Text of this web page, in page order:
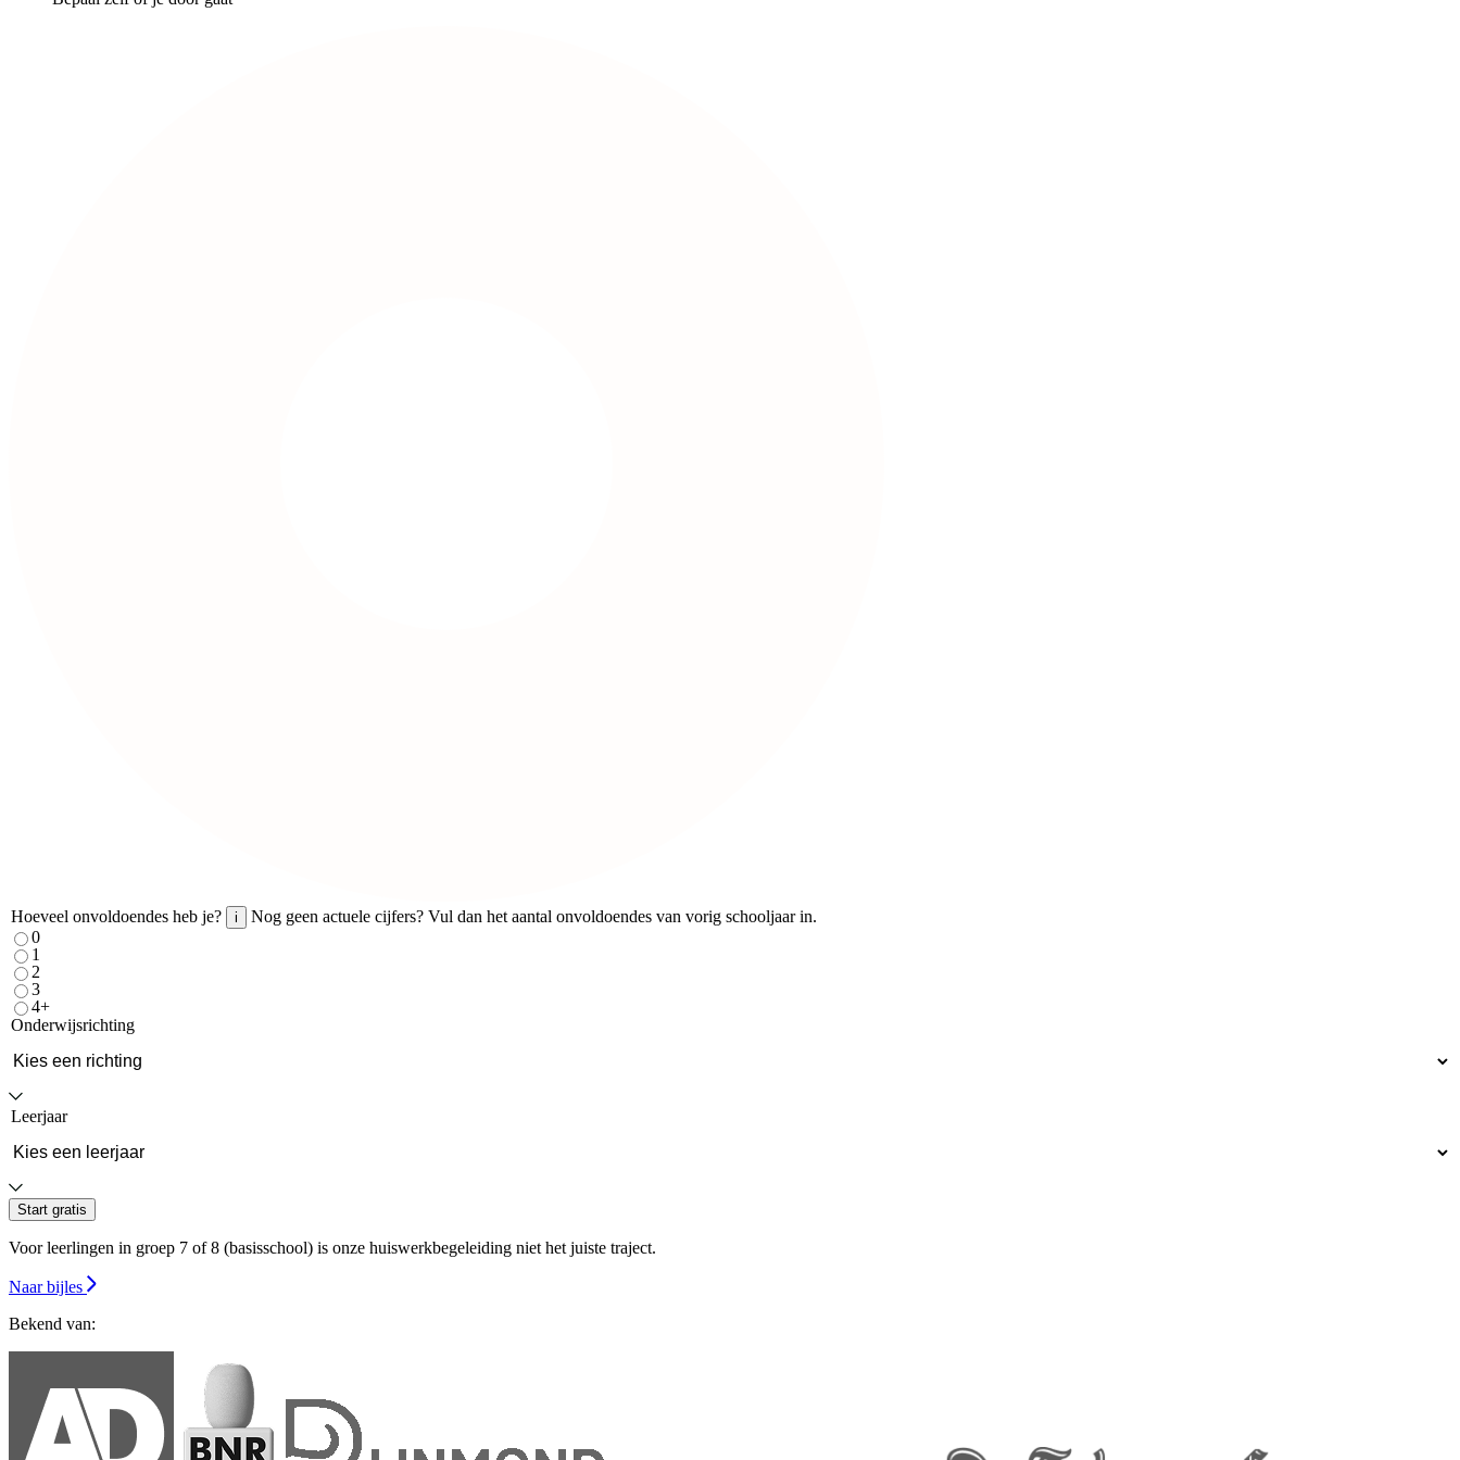
Hoeveel onvoldoendes heb je? i
Nog geen actuele cijfers? Vul dan het aantal onvoldoendes van vorig schooljaar in.
0
1
2
3
4+
Onderwijsrichting
Leerjaar
Start gratis
Voor leerlingen in groep 7 of 8 (basisschool) is onze huiswerkbegeleiding niet het juiste traject.
Naar bijles
Bekend van: